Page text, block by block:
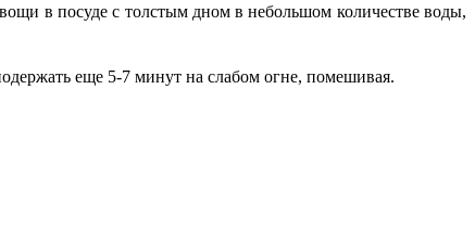
в посуде с толстым дном в небольшом количестве воды,
еще 5-7 минут на слабом огне, помешивая.